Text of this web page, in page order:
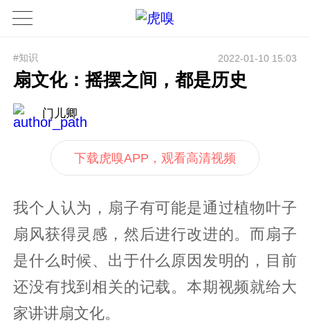
#知识 2022-01-10 15:03
扇文化：摇摆之间，都是历史
门儿卿
下载虎嗅APP，观看高清视频
我个人认为，扇子有可能是通过植物叶子
扇风获得灵感，然后进行改进的。而扇子
是什么时候、出于什么原因发明的，目前
还没有找到相关的记载。本期视频就给大
家讲讲扇文化。